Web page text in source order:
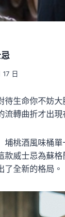
日
待生命你不妨
流轉曲折才出現
埔桃酒風味桶
款威士忌為蘇
了全新的格局。